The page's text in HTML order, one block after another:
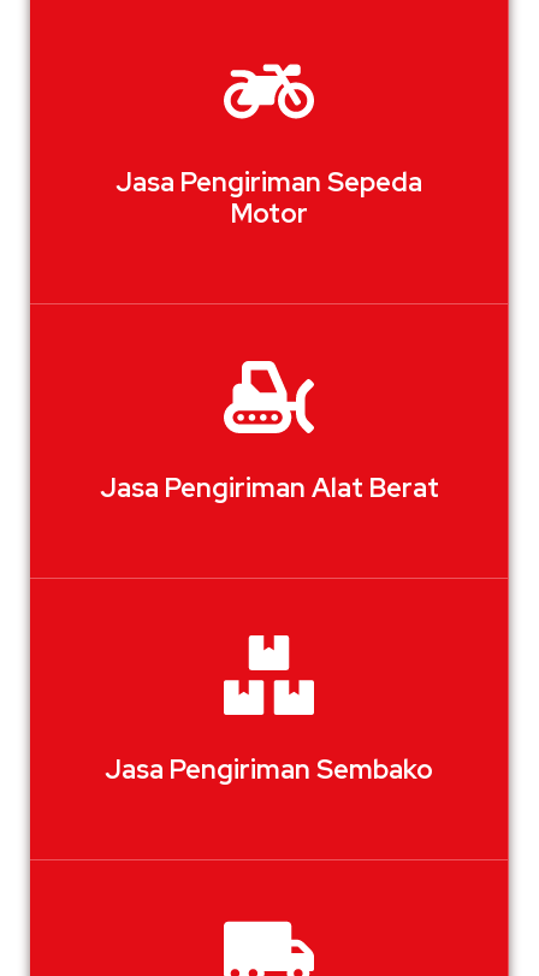
Jasa Pengiriman Sepeda
Motor
Jasa Pengiriman Alat Berat
Jasa Pengiriman Sembako